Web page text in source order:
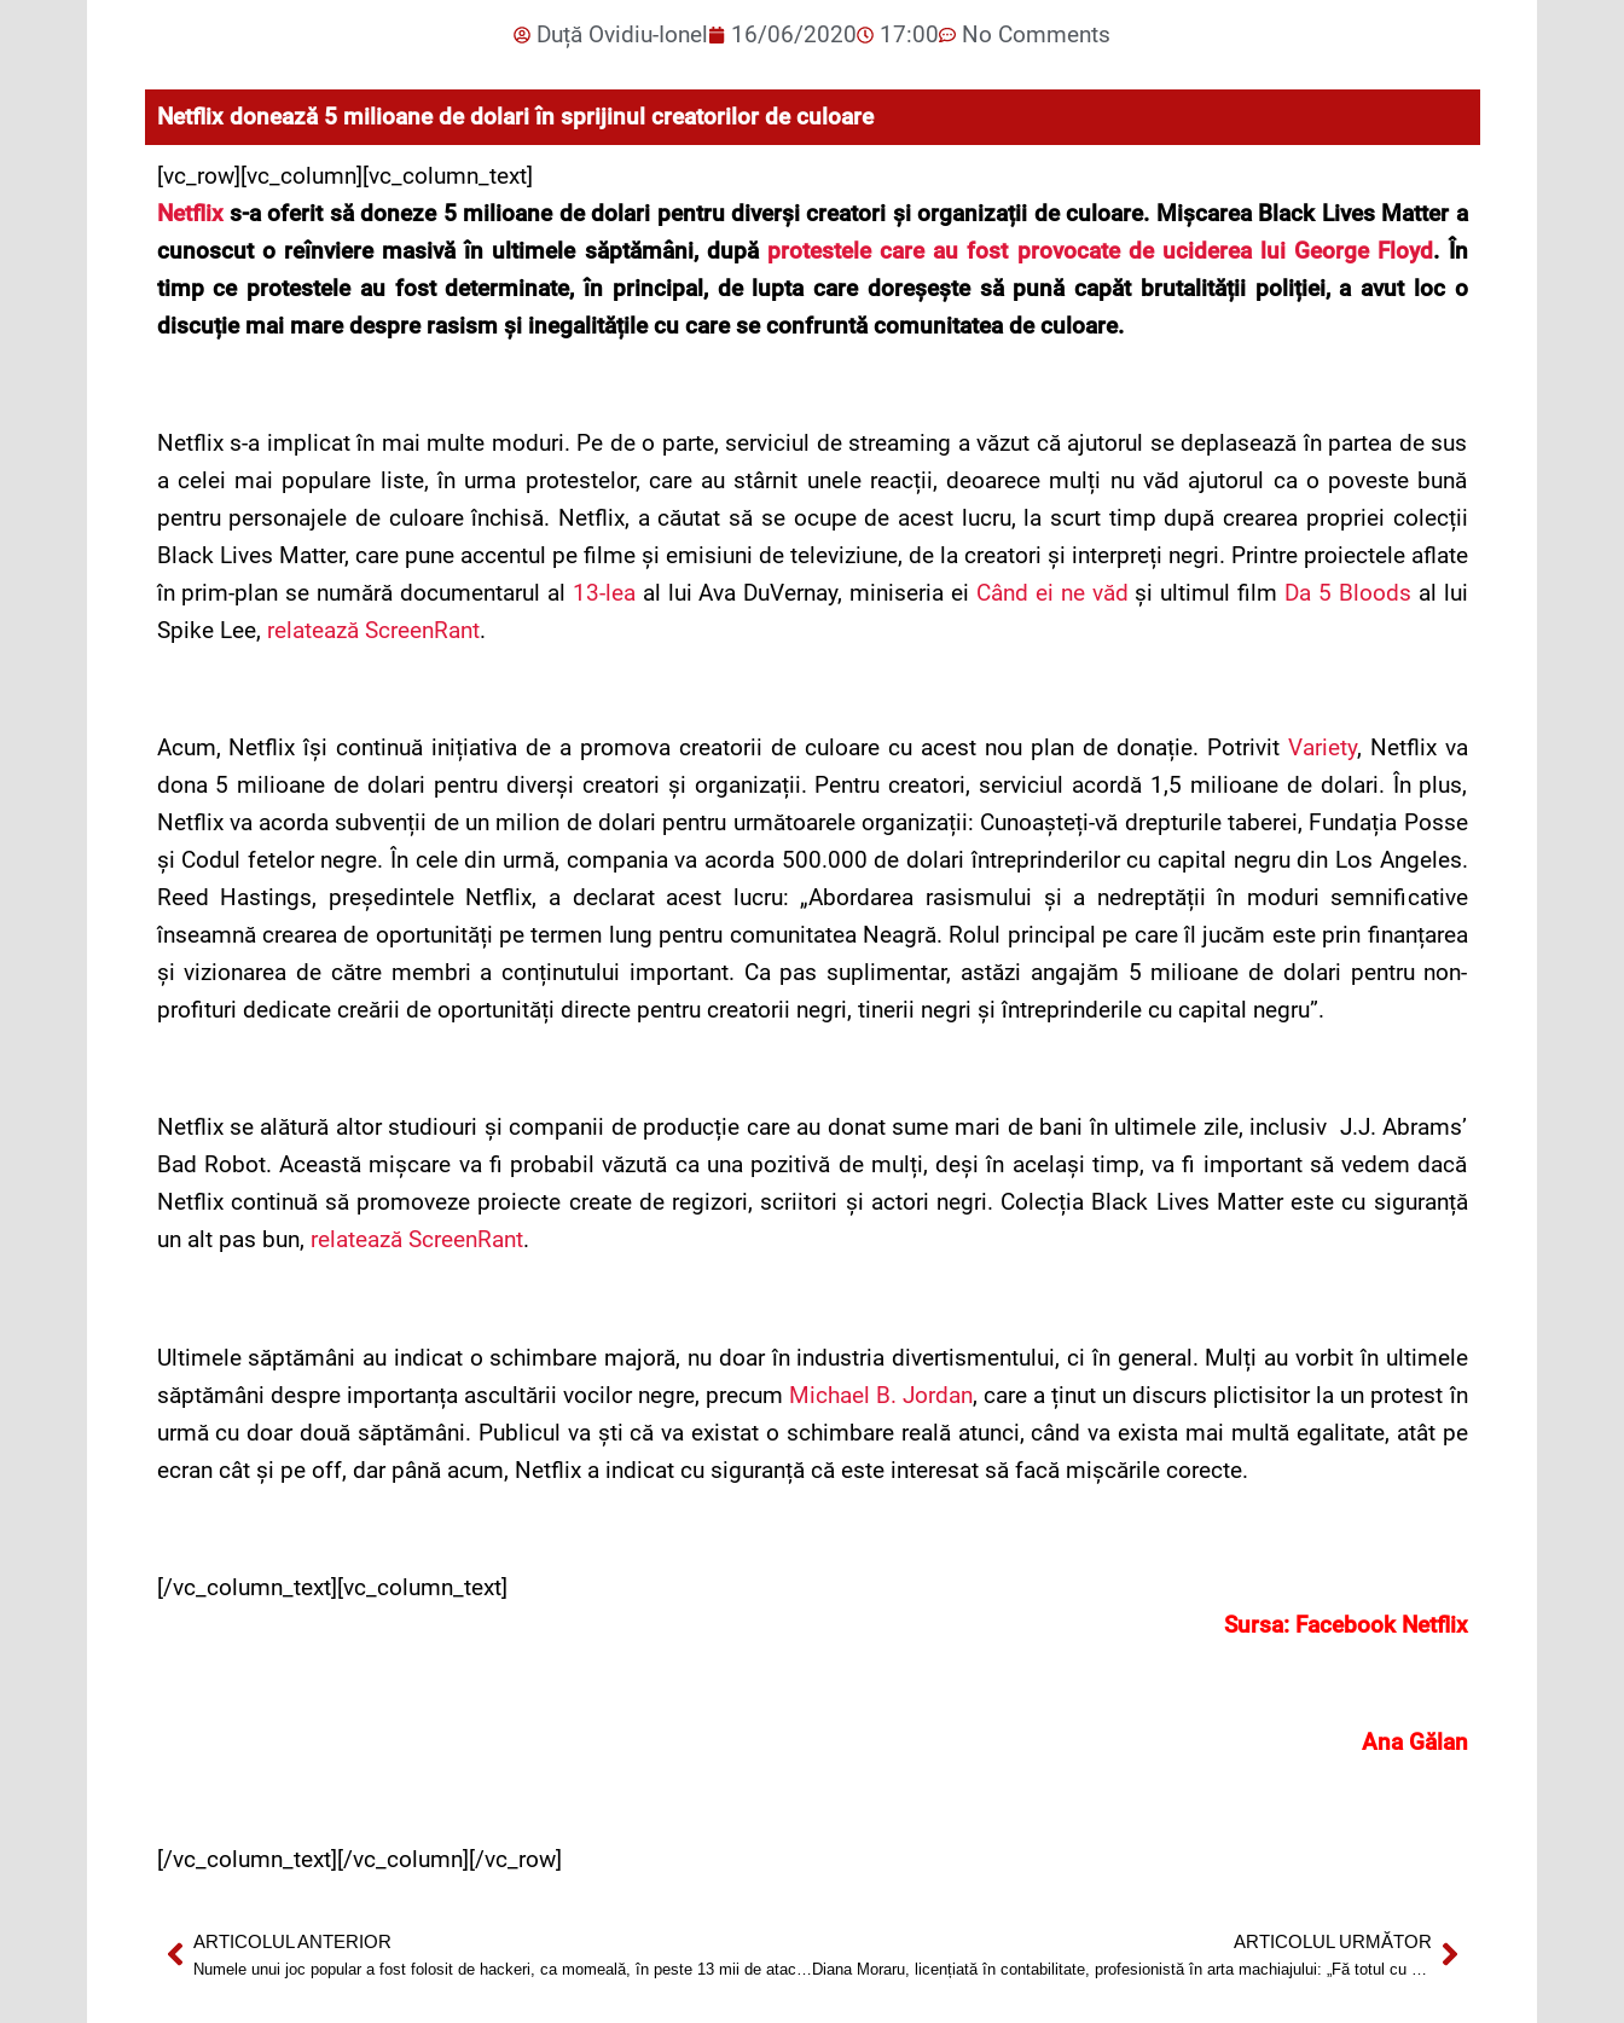
Duță Ovidiu-Ionel 16/06/2020 17:00 No Comments
Netflix donează 5 milioane de dolari în sprijinul creatorilor de culoare
[vc_row][vc_column][vc_column_text]
Netflixs-a oferit să doneze 5 milioane de dolari pentru diverși creatori și organizații de culoare. Mișcarea Black Lives Matter a
cunoscut o reînviere masivă în ultimele săptămâni, după protestele care au fost provocate de uciderea lui George Floyd. În
timp ce protestele au fost determinate, în principal, de lupta care doreşeşte să pună capăt brutalității poliției, a avut loc o
discuție mai mare despre rasism și inegalitățile cu care se confruntă comunitatea de culoare.
Netflix s-a implicat în mai multe moduri. Pe de o parte, serviciul de streaming a văzut că ajutorul se deplasează în partea de sus
a celei mai populare liste, în urma protestelor, care au stârnit unele reacții, deoarece mulți nu văd ajutorul ca o poveste bună
pentru personajele de culoare închisă. Netflix, a căutat să se ocupe de acest lucru, la scurt timp după crearea propriei colecții
Black Lives Matter, care pune accentul pe filme și emisiuni de televiziune, de la creatori și interpreți negri. Printre proiectele aflate
în prim-plan se numără documentarul al 13-leaal lui Ava DuVernay, miniseria ei Când ei ne văd și ultimul film Da 5 Bloods al lui
Spike Lee, relatează ScreenRant.
Acum, Netflix își continuă inițiativa de a promova creatorii de culoare cu acest nou plan de donație. Potrivit Variety, Netflix va
dona 5 milioane de dolari pentru diverși creatori și organizații. Pentru creatori, serviciul acordă 1,5 milioane de dolari. În plus,
Netflix va acorda subvenții de un milion de dolari pentru următoarele organizații: Cunoașteți-vă drepturile taberei, Fundația Posse
și Codul fetelor negre. În cele din urmă, compania va acorda 500.000 de dolari întreprinderilor cu capital negru din Los Angeles.
Reed Hastings, președintele Netflix, a declarat acest lucru: „Abordarea rasismului și a nedreptății în moduri semnificative
înseamnă crearea de oportunități pe termen lung pentru comunitatea Neagră. Rolul principal pe care îl jucăm este prin finanțarea
și vizionarea de către membri a conținutului important. Ca pas suplimentar, astăzi angajăm 5 milioane de dolari pentru non-
profituri dedicate creării de oportunități directe pentru creatorii negri, tinerii negri și întreprinderile cu capital negru”.
Netflix se alătură altor studiouri și companii de producție care au donat sume mari de bani în ultimele zile, inclusiv J.J. Abrams’
Bad Robot. Această mișcare va fi probabil văzută ca una pozitivă de mulți, deși în același timp, va fi important să vedem dacă
Netflix continuă să promoveze proiecte create de regizori, scriitori și actori negri. Colecția Black Lives Matter este cu siguranță
un alt pas bun, relatează ScreenRant.
Ultimele săptămâni au indicat o schimbare majoră, nu doar în industria divertismentului, ci în general. Mulți au vorbit în ultimele
săptămâni despre importanța ascultării vocilor negre, precum Michael B. Jordan, care a ținut un discurs plictisitor la un protest în
urmă cu doar două săptămâni. Publicul va ști că va existat o schimbare reală atunci, când va exista mai multă egalitate, atât pe
ecran cât și pe off, dar până acum, Netflix a indicat cu siguranță că este interesat să facă mișcările corecte.
[/vc_column_text][vc_column_text]
Sursa: Facebook Netflix
Ana Gălan
[/vc_column_text][/vc_column][/vc_row]
Prev
ARTICOLUL ANTERIOR ARTICOLUL URMĂTORNext